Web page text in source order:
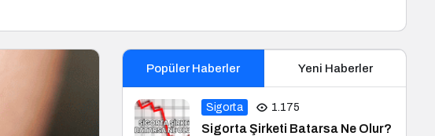
Popüler Haberler Yeni Haberler
Sigorta 1.175
Sigorta Şirketi Batarsa Ne Olur?